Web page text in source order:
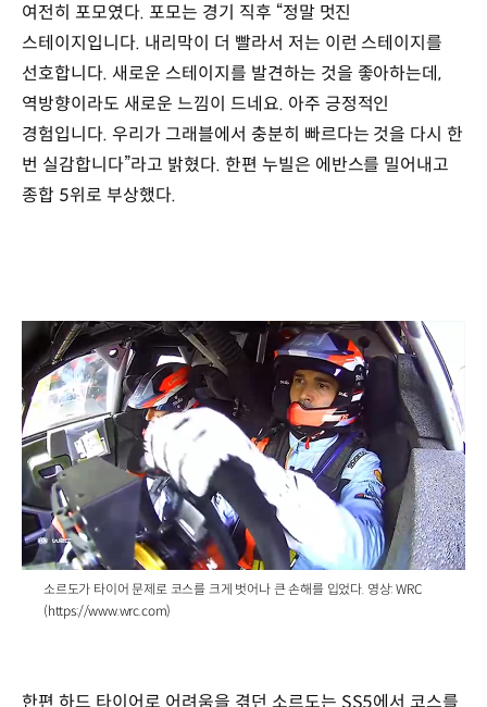
여전히 포모였다. 포모는 경기 직후 “정말 멋진
스테이지입니다. 내리막이 더 빨라서 저는 이런 스테이지를
선호합니다. 새로운 스테이지를 발견하는 것을 좋아하는데,
역방향이라도 새로운 느낌이 드네요. 아주 긍정적인
경험입니다. 우리가 그래블에서 충분히 빠르다는 것을 다시 한
번 실감합니다”라고 밝혔다. 한편 누빌은 에반스를 밀어내고
종합 5위로 부상했다.
/
소르도가 타이어 문제로 코스를 크게 벗어나 큰 손해를 입었다. 영상: WRC
(https://www.wrc.com)